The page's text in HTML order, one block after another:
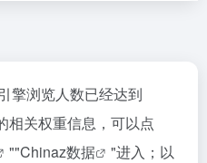
擎浏览人数已经达到
相关权重信息，可以点
""Chinaz数据
"进入；以